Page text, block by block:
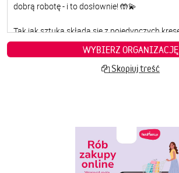
WYBIERZ ORGANIZACJĘ
Skopiuj treść